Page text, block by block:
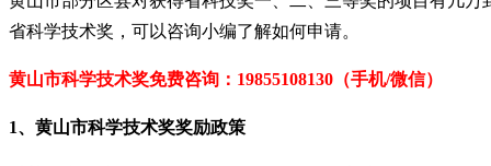
省科学技术奖，可以咨询小编了解如何申请。
黄山市科学技术奖免费咨询：19855108130（手机/微信）
1、 黄山市科学技术奖奖励政策